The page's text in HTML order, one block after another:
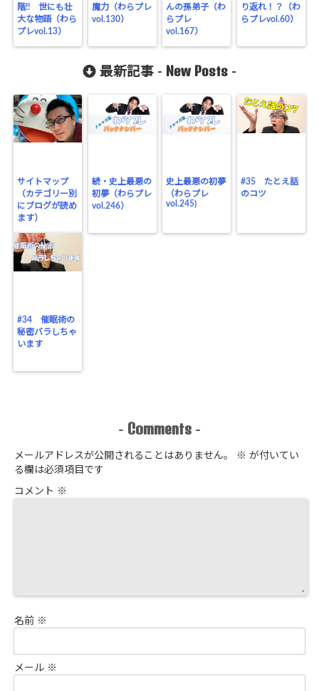
階!! 世にも壮
大な物語（わら
プレvol.13）
魔力（わらプレ
vol.130）
んの孫弟子（わ
らプレ
vol.167）
り返れ！？（わ
らプレvol.60）
最新記事 - New Posts -
サイトマップ
（カテゴリー別
にブログが読め
ます）
続・史上最悪の
初夢（わらプレ
vol.246）
史上最悪の初夢
（わらプレ
vol.245)
#35 たとえ話
のコツ
#34 催眠術の
秘密バラしちゃ
います
- Comments -
メールアドレスが公開されることはありません。 ※ が付いてい
る欄は必須項目です
コメント ※
名前 ※
メール ※